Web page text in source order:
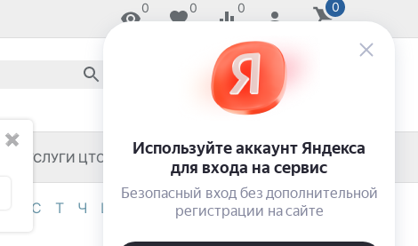
0 0 0 0
✖
8 800 2018-054
звонок по России бесплатный
8 (8652) 55-11-33
ЗАКАЖИ И ЗАБЕРИ СЕГОДНЯ!
УСЛУГИ ЦТО ЧЕКОВЫЕ ПРИНТЕРЫ
С Т Ч Ш 0-9